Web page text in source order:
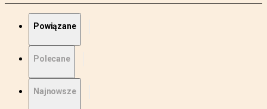
Powiązane
Polecane
Najnowsze